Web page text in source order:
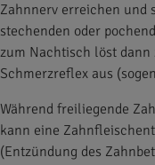
Zahnnerv erreichen und
stechenden oder
zum Nachtisch löst
Schmerzreflex aus
Während freiliegende
kann eine
(Entzündung des